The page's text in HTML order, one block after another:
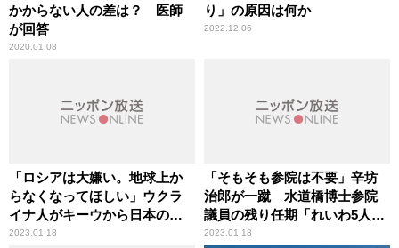
かからない人の差は？ 医師
が回答
2020.01.08
り」の原因は何か
2022.12.06
「ロシアは大嫌い。地球上か
らなくなってほしい」ウクラ
イナ人がキーウから日本のラ
ジオ生出演
2023.01.18
「そもそも参院は不要」辛坊
治郎が一蹴 水道橋博士参院
議員の残り任期「れいわ5人ロ
ーテ」を受け持論
2023.01.18